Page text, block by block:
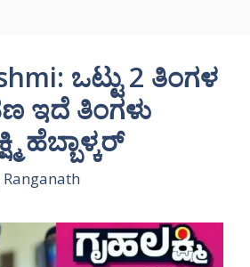
ಒಟ್ಟು 2 ತಿಂಗಳ
ಇದೆ ತಿಂಗಳು
ಹೆಬ್ಬಾಳ್ಕರ್
Ranganath